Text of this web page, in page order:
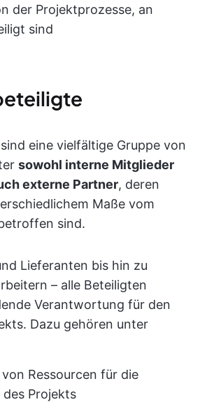
der Projektprozesse, an
sind
sind eine vielfältige Gruppe von
sowohl interne Mitglieder
externe Partner, deren
Maße vom
sind.
Lieferanten bis hin zu
– alle Beteiligten
Verantwortung für den
Dazu gehören unter
Ressourcen für die
Projekts